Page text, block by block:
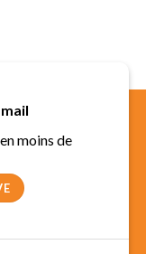
moins de